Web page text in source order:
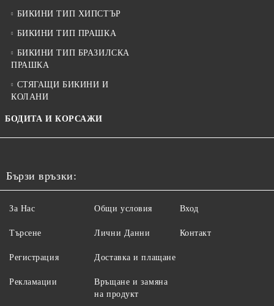
БИКИНИ ТИП ХИПСТЪР
БИКИНИ ТИП ПРАШКА
БИКИНИ ТИП БРАЗИЛСКА
ПРАШКА
СТЯГАЩИ БИКИНИ И
КОЛАНИ
БОДИТА И КОРСАЖИ
Бързи връзки:
За Нас
Търсене
Регистрация
Рекламации
Общи условия
Лични Данни
Доставка и плащане
Връщане и замяна
на продукт
Вход
Контакт